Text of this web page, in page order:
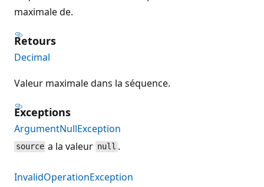
maximale de.
Retours
Decimal
Valeur maximale dans la séquence.
Exceptions
ArgumentNullException
source a la valeur null .
InvalidOperationException